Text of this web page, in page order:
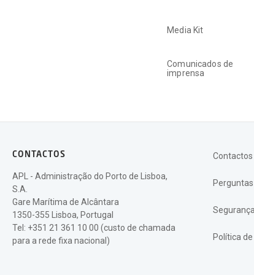
Media Kit
Comunicados de
imprensa
CONTACTOS
APL - Administração do Porto de Lisboa,
S.A.
Gare Marítima de Alcântara
1350-355 Lisboa, Portugal
Tel: +351 21 361 10 00 (custo de chamada
para a rede fixa nacional)
Contactos
Política